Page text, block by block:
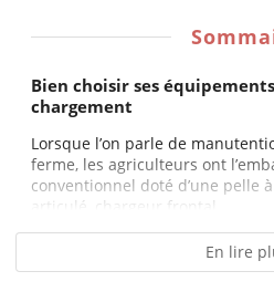
Bien choisir ses
chargement
Lorsque l’on parle de
ferme, les agriculteurs ont
conventionnel doté d’une pelle
articulé, chargeur frontal...
En lire